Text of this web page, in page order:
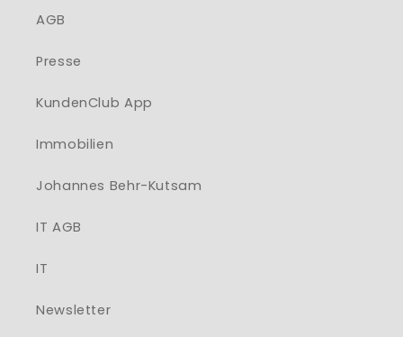
AGB
Presse
KundenClub App
Immobilien
Johannes Behr-Kutsam
IT AGB
IT
Newsletter